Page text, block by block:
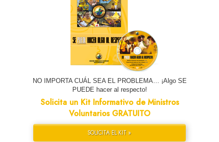
NO IMPORTA CUÁL SEA EL PROBLEMA… ¡Algo SE
PUEDE hacer al respecto!
Solicita un Kit Informativo de Ministros
Voluntarios GRATUITO
SOLICITA EL KIT »